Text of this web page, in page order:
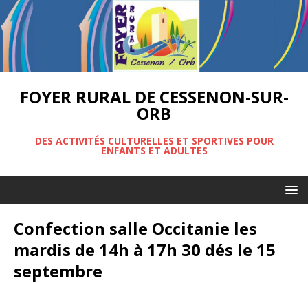
FOYER RURAL DE CESSENON-SUR-
ORB
DES ACTIVITÉS CULTURELLES ET SPORTIVES POUR
ENFANTS ET ADULTES
Confection salle Occitanie les
mardis de 14h à 17h 30 dés le 15
septembre